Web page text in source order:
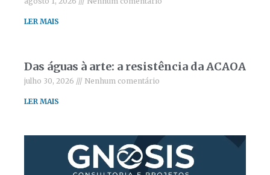
LER MAIS
Das águas à arte: a resistência da ACAOA
julho 30, 2026 Nenhum comentário
LER MAIS